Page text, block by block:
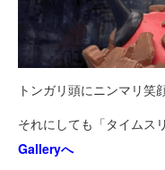
トンガリ頭にニンマリ笑
それにしても「タイムス
Galleryへ